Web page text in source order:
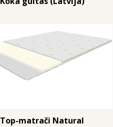
Top-matrači Natural